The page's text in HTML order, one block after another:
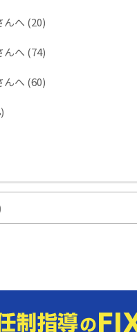
んへ (20)
んへ (74)
んへ (60)